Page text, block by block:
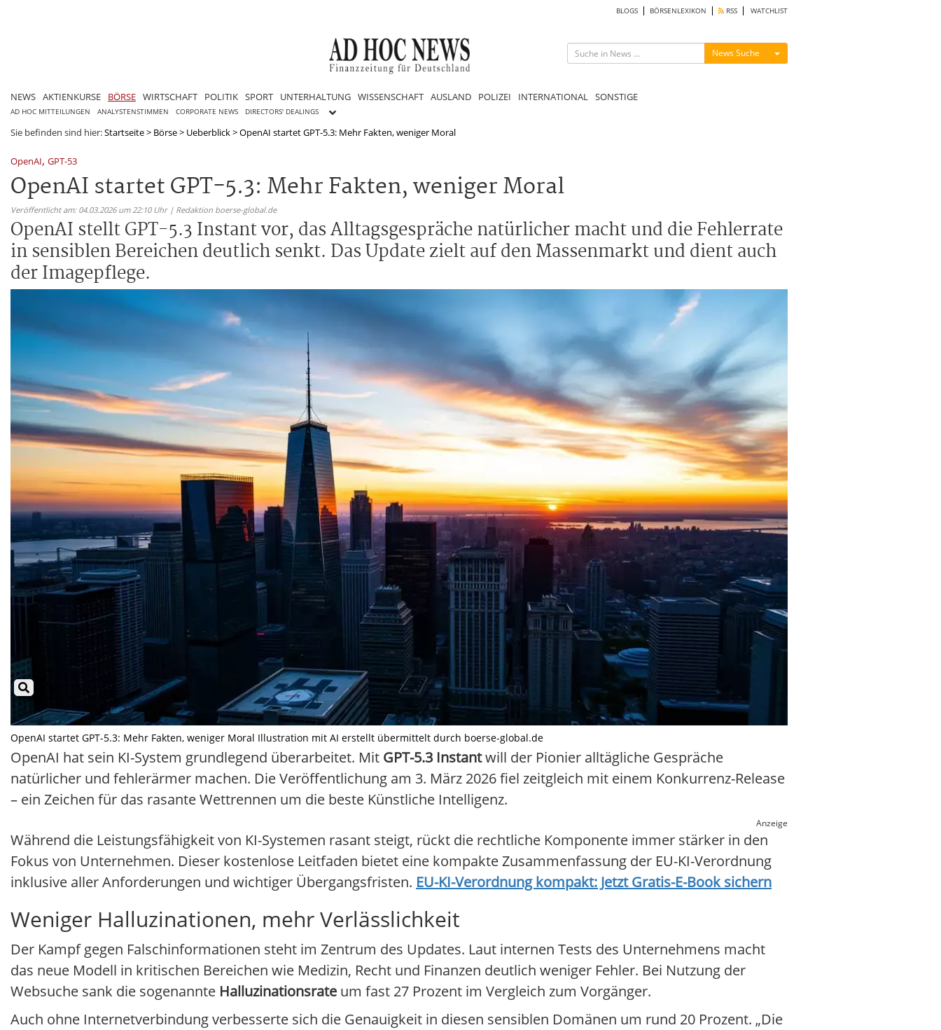
BLOGS BÖRSENLEXIKON RSS WATCHLIST
News Suche Menü ein-/ausblenden
NEWS AKTIENKURSE BÖRSE WIRTSCHAFT POLITIK SPORT UNTERHALTUNG WISSENSCHAFT AUSLAND POLIZEI INTERNATIONAL SONSTIGE
AD HOC MITTEILUNGEN ANALYSTENSTIMMEN CORPORATE NEWS DIRECTORS' DEALINGS
Sie befinden sind hier:Startseite> Börse> Ueberblick>OpenAI startet GPT-5.3: Mehr Fakten, weniger Moral
OpenAI, GPT-53
OpenAI startet GPT-5.3: Mehr Fakten, weniger Moral
Veröffentlicht am: 04.03.2026 um 22:10 Uhr | Redaktion boerse-global.de
OpenAI stellt GPT-5.3 Instant vor, das Alltagsgespräche natürlicher macht und die Fehlerrate
in sensiblen Bereichen deutlich senkt. Das Update zielt auf den Massenmarkt und dient auch
der Imagepflege.
OpenAI startet GPT-5.3: Mehr Fakten, weniger Moral Illustration mit AI erstellt übermittelt durch boerse-global.de
OpenAI hat sein KI-System grundlegend überarbeitet. Mit GPT-5.3 Instantwill der Pionier alltägliche Gespräche
natürlicher und fehlerärmer machen. Die Veröffentlichung am 3. März 2026 fiel zeitgleich mit einem Konkurrenz-Release
– ein Zeichen für das rasante Wettrennen um die beste Künstliche Intelligenz.
Anzeige
Während die Leistungsfähigkeit von KI-Systemen rasant steigt, rückt die rechtliche Komponente immer stärker in den
Fokus von Unternehmen. Dieser kostenlose Leitfaden bietet eine kompakte Zusammenfassung der EU-KI-Verordnung
inklusive aller Anforderungen und wichtiger Übergangsfristen. EU-KI-Verordnung kompakt: Jetzt Gratis-E-Book sichern
Weniger Halluzinationen, mehr Verlässlichkeit
Der Kampf gegen Falschinformationen steht im Zentrum des Updates. Laut internen Tests des Unternehmens macht
das neue Modell in kritischen Bereichen wie Medizin, Recht und Finanzen deutlich weniger Fehler. Bei Nutzung der
Websuche sank die sogenannte Halluzinationsrate um fast 27 Prozent im Vergleich zum Vorgänger.
Auch ohne Internetverbindung verbesserte sich die Genauigkeit in diesen sensiblen Domänen um rund 20 Prozent. „Die